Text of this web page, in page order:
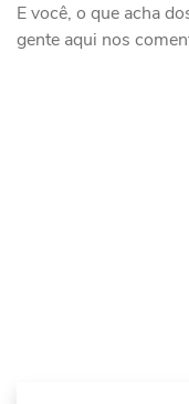
E você, o que acha
gente aqui nos